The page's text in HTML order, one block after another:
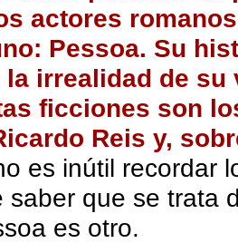
actores
Pessoa. Su
irrealidad de
ficciones son
Reis y,
es inútil recordar
saber que se trata
es otro.